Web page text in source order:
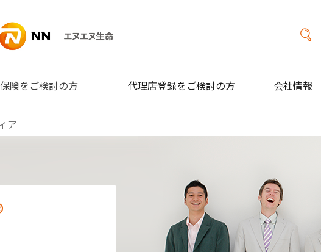
険をご検討の方 代理店登録をご検討の方 会社情報
ア